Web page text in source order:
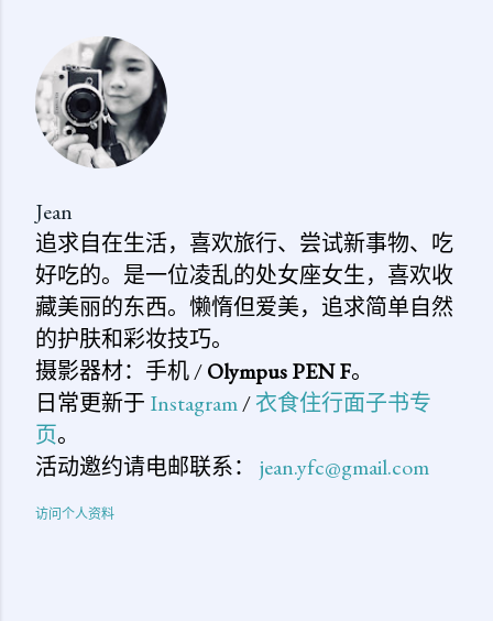
论
Jean
追求自在生活，喜欢旅行、尝试新事物、吃
好吃的。是一位凌乱的处女座女生，喜欢收
藏美丽的东西。懒惰但爱美，追求简单自然
的护肤和彩妆技巧。
摄影器材：手机 /Olympus PEN F。
日常更新于 Instagram/衣食住行面子书专
页。
活动邀约请电邮联系： jean.yfc@gmail.com
访问个人资料